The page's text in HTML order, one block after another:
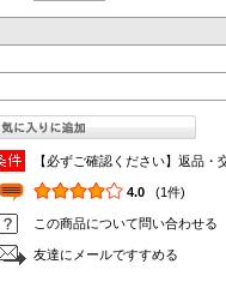
【必ずご確認ください】返品・
4.0 (1件)
この商品について問い合わせる
友達にメールですすめる